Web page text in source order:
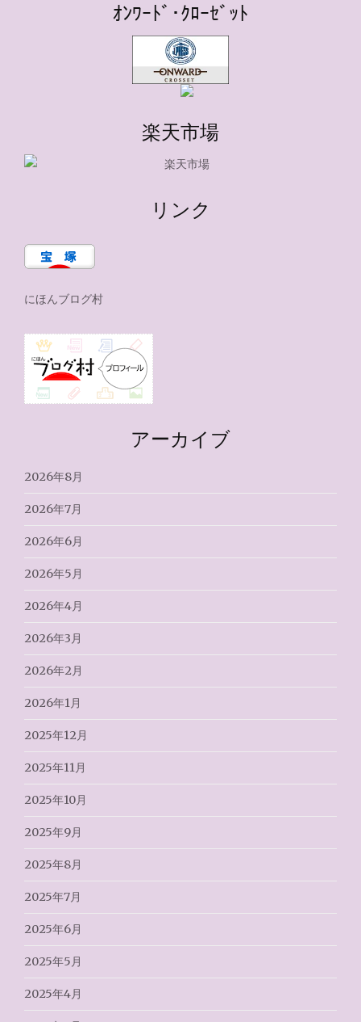
ｵﾝﾜｰﾄﾞ･ｸﾛｰｾﾞｯﾄ
楽天市場
リンク
にほんブログ村
アーカイブ
2026年8月
2026年7月
2026年6月
2026年5月
2026年4月
2026年3月
2026年2月
2026年1月
2025年12月
2025年11月
2025年10月
2025年9月
2025年8月
2025年7月
2025年6月
2025年5月
2025年4月